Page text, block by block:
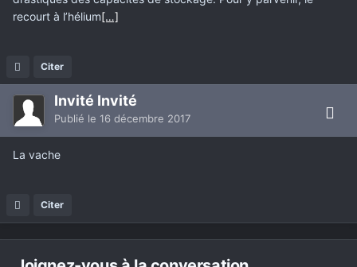
recourt à l’hélium[…]
Citer
Invité Invité
Publié le 16 décembre 2017
La vache
Citer